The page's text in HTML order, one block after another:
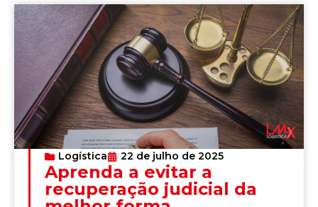
Logística 22 de julho de 2025
Aprenda a evitar a
recuperação judicial da